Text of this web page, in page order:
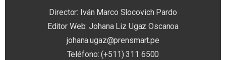
Director: Iván Marco Slocovich Pardo
Editor Web: Johana Liz Ugaz Oscanoa
johana.ugaz@prensmart.pe
Teléfono: (+511) 311 6500